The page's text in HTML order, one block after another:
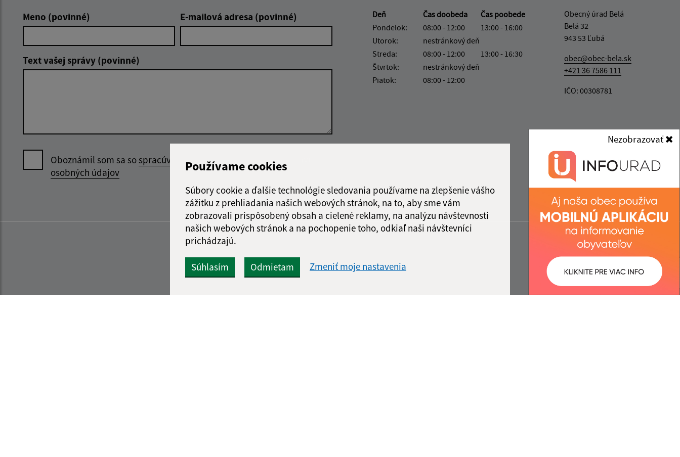
Používame cookies
Súbory cookie a ďalšie technológie sledovania používame na zlepšenie vášho
zážitku z prehliadania našich webových stránok, na to, aby sme vám
zobrazovali prispôsobený obsah a cielené reklamy, na analýzu návštevnosti
našich webových stránok a na pochopenie toho, odkiaľ naši návštevníci
prichádzajú.
Súhlasím Odmietam Zmeniť moje nastavenia
Nezobrazovať
Meno (povinné) E-mailová adresa (povinné)
Text vašej správy (povinné)
Oboznámil som sa sospracúvaním
osobných údajov
Odoslať správu
Deň Čas doobeda
Čas poobede
Pondelok:
08:00 - 12:00
13:00 - 16:00
Utorok:
nestránkový deň
Streda:
08:00 - 12:00
13:00 - 16:30
Štvrtok:
nestránkový deň
Piatok:
08:00 - 12:00
Obecný úrad Belá
Belá 32
943 53 Ľubá
obec@obec-bela.sk
+421 36 7586 111
IČO: 00308781